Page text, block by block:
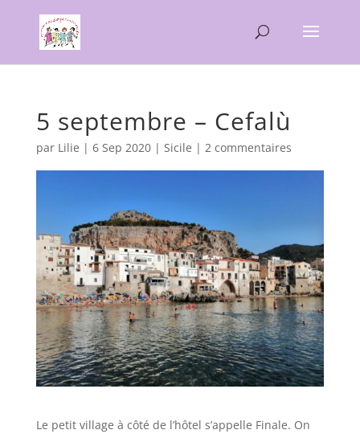
5 septembre – Cefalù
par Lilie | 6 Sep 2020| Sicile | 2 commentaires
Le petit village à côté de l’hôtel s’appelle Finale. On